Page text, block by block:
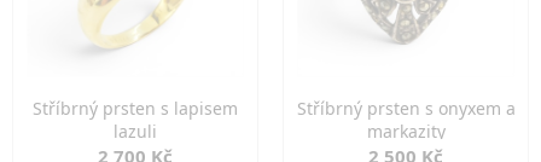
Stříbrný prsten s lapisem
lazuli
2 700 Kč
Stříbrný prsten s onyxem a
markazity
2 500 Kč